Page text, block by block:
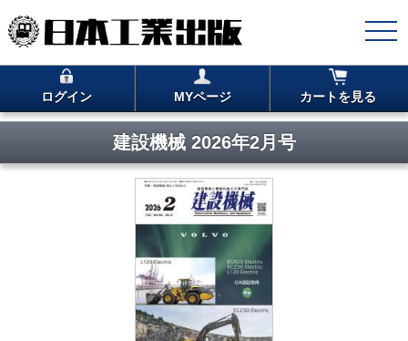
ログイン MYページ カートを見る
建設機械 2026年2月号